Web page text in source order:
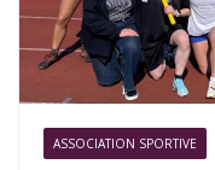
ASSOCIATION SPORTIVE